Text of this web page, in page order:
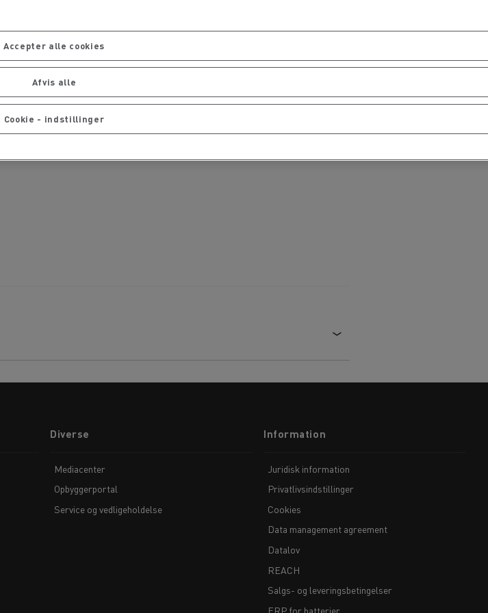
Diverse
Mediacenter
Opbyggerportal
Service og vedligeholdelse
Information
Juridisk information
Privatlivsindstillinger
Cookies
Data management agreement
Datalov
REACH
Salgs- og leveringsbetingelser
ERP for batterier
Accepter alle cookies
Afvis alle
Cookie - indstillinger